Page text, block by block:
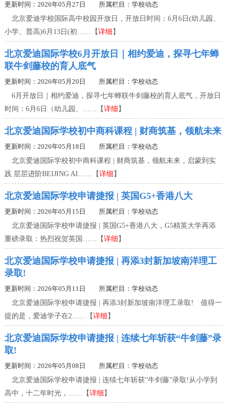
更新时间：2026年05月27日 所属栏目： 学校动态
北京爱迪学校国际高中校园开放日，开放日时间：6月6日(幼儿园、
小学、普高)6月13日(初……【详细 】
北京爱迪国际学校6月开放日｜相约爱迪，探寻七年蝉
联牛剑藤校的育人底气
更新时间：2026年05月20日 所属栏目： 学校动态
6月开放日｜相约爱迪，探寻七年蝉联牛剑藤校的育人底气，开放日
时间：6月6日（幼儿园、……【详细 】
北京爱迪国际学校初中商科课程 | 财商筑基，领航未来
更新时间：2026年05月18日 所属栏目： 学校动态
北京爱迪国际学校初中商科课程 | 财商筑基，领航未来，启蒙到实
践 层层进阶BEIJING AI……【详细 】
北京爱迪国际学校申请捷报 | 英国G5+香港八大
更新时间：2026年05月15日 所属栏目： 学校动态
北京爱迪国际学校申请捷报 | 英国G5+香港八大，G5精英大学再添
重磅录取：热烈祝贺英国……【详细 】
北京爱迪国际学校申请捷报 | 再添3封新加坡南洋理工
录取!
更新时间：2026年05月11日 所属栏目： 学校动态
北京爱迪国际学校申请捷报 | 再添3封新加坡南洋理工录取! 值得一
提的是，爱迪学子在2……【详细 】
北京爱迪国际学校申请捷报 | 连续七年斩获“牛剑藤”录
取!
更新时间：2026年05月08日 所属栏目： 学校动态
北京爱迪国际学校申请捷报 | 连续七年斩获“牛剑藤”录取!从小学到
高中，十二年时光，……【详细 】